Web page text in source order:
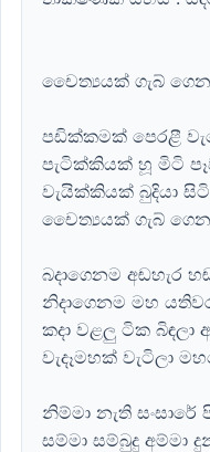
චෛත්‍යයක් ගැබ්
පඩික්කමක් පෙරළී
පැටික්කියක් හූ මිටි
වැයික්කියක් බුදියා
චෛත්‍යයක් ගැබ්
බදාගෙනම අඬහැර
නිදාගෙනම මහ
කදා වළලු ටික බිඳලා
වැදෑමහක් වැටිලා
නිම්මා නැති සංසාරේ
සම්මා සම්බුදු අම්මා